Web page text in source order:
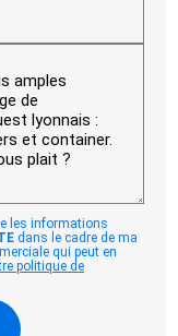
les informations
dans le cadre de ma
qui peut en
politique de